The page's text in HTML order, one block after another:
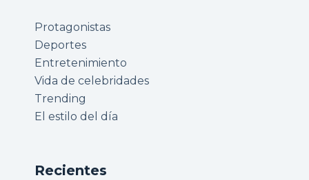
Protagonistas
Deportes
Entretenimiento
Vida de celebridades
Trending
El estilo del día
Recientes